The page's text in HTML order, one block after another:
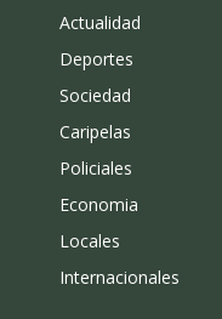
Actualidad
Deportes
Sociedad
Caripelas
Policiales
Economia
Locales
Internacionales